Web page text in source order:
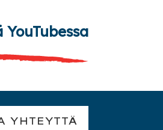
YHTEYTTÄ